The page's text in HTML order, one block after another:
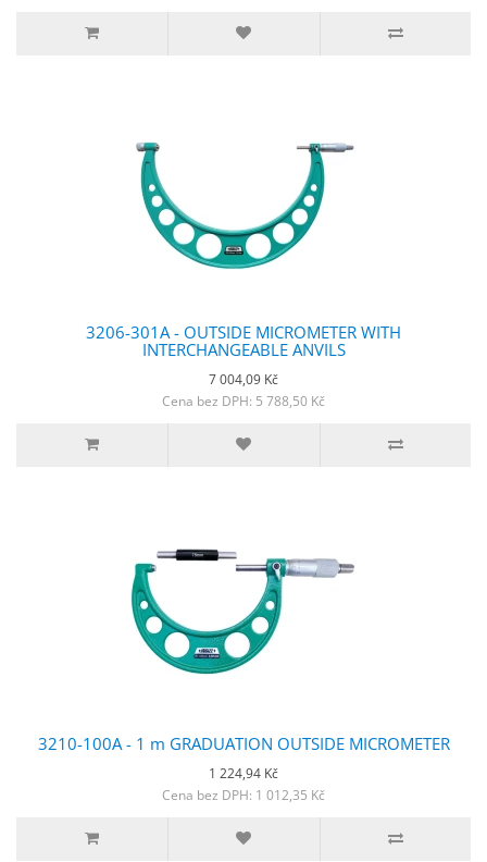
3206-301A - OUTSIDE MICROMETER WITH
INTERCHANGEABLE ANVILS
7 004,09 Kč
Cena bez DPH: 5 788,50 Kč
3210-100A - 1 m GRADUATION OUTSIDE MICROMETER
1 224,94 Kč
Cena bez DPH: 1 012,35 Kč